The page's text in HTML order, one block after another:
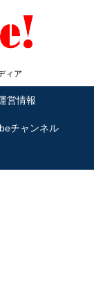
ィア
営情報
チャンネル